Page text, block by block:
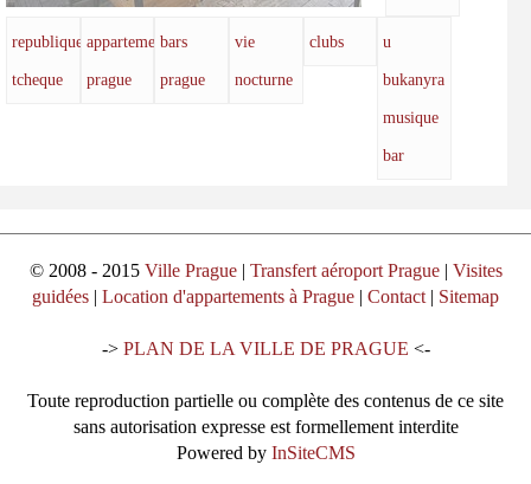
republique
tcheque
appartement
prague
bars
prague
vie
nocturne
clubs
u
bukanyra
musique
bar
© 2008 - 2015 Ville Prague| Transfert aéroport Prague| Visites
guidées | Location d'appartements à Prague | Contact | Sitemap
-> PLAN DE LA VILLE DE PRAGUE <-
Toute reproduction partielle ou complète des contenus de ce site
sans autorisation expresse est formellement interdite
Powered by InSiteCMS